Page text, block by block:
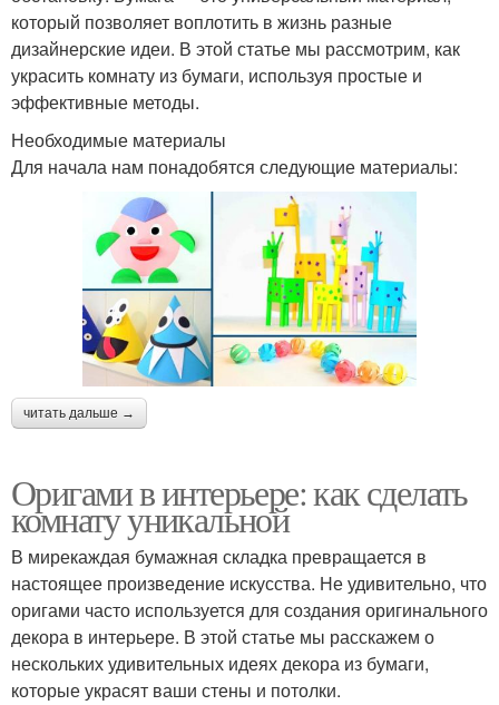
который позволяет воплотить в жизнь разные
дизайнерские идеи. В этой статье мы рассмотрим, как
украсить комнату из бумаги, используя простые и
эффективные методы.
Необходимые материалы
Для начала нам понадобятся следующие материалы:
читать дальше →
Оригами в интерьере: как сделать
комнату уникальной
В мирекаждая бумажная складка превращается в
настоящее произведение искусства. Не удивительно, что
оригами часто используется для создания оригинального
декора в интерьере. В этой статье мы расскажем о
нескольких удивительных идеях декора из бумаги,
которые украсят ваши стены и потолки.